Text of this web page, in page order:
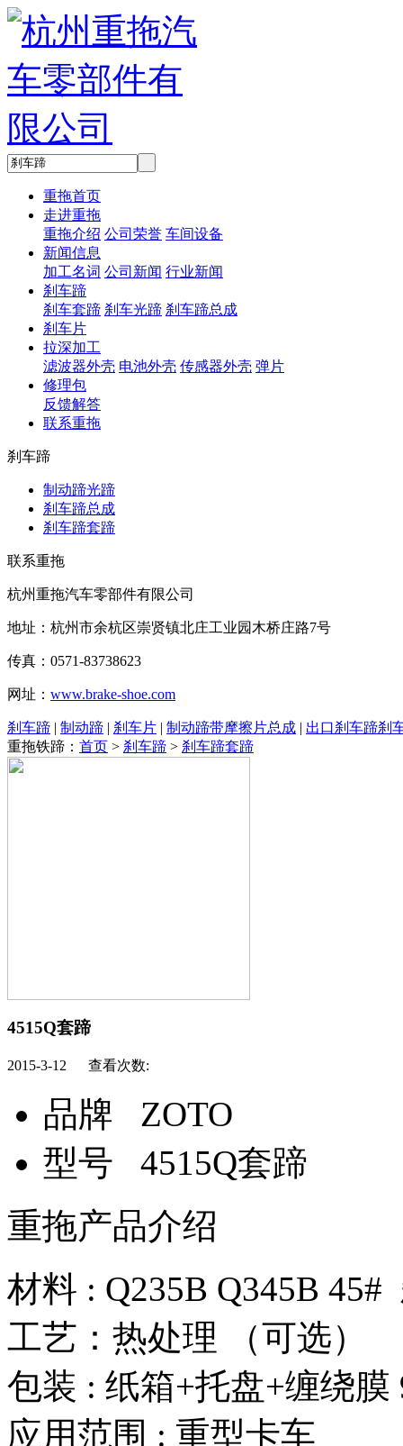
重拖首页
走进重拖
重拖介绍 公司荣誉 车间设备
新闻信息
加工名词 公司新闻 行业新闻
刹车蹄
刹车套蹄 刹车光蹄 刹车蹄总成
刹车片
拉深加工
滤波器外壳 电池外壳 传感器外壳 弹片
修理包
反馈解答
联系重拖
刹车蹄
制动蹄光蹄
刹车蹄总成
刹车蹄套蹄
联系重拖
杭州重拖汽车零部件有限公司
地址：杭州市余杭区崇贤镇北庄工业园木桥庄路7号
传真：0571-83738623
网址： www.brake-shoe.com
刹车蹄 | 制动蹄 | 刹车片 | 制动蹄带摩擦片总成 | 出口刹车蹄刹
重拖铁蹄： 首页 > 刹车蹄 > 刹车蹄套蹄
4515Q套蹄
2015-3-12 查看次数:
品牌 ZOTO
型号 4515Q套蹄
重拖产品介绍
材料 : Q235B Q345B
工艺：热处理 （可选）
包装 : 纸箱+托盘+缠绕
应用范围 :